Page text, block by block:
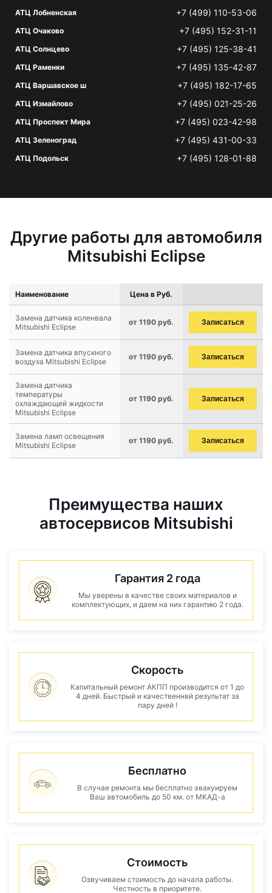
АТЦ Лобненская +7 (499) 110-53-06
АТЦ Очаково +7 (495) 152-31-11
АТЦ Солнцево +7 (495) 125-38-41
АТЦ Раменки +7 (495) 135-42-87
АТЦ Варшавское ш +7 (495) 182-17-65
АТЦ Измайлово +7 (495) 021-25-26
АТЦ Проспект Мира +7 (495) 023-42-98
АТЦ Зеленоград +7 (495) 431-00-33
АТЦ Подольск +7 (495) 128-01-88
Другие работы для автомобиля
Mitsubishi Eclipse
Наименование Цена в Руб.
Замена датчика коленвала
Mitsubishi Eclipse
от 1190 руб. Записаться
Замена датчика впускного
воздуха Mitsubishi Eclipse
от 1190 руб. Записаться
Замена датчика
температуры
охлаждающей жидкости
Mitsubishi Eclipse
от 1190 руб. Записаться
Замена ламп освещения
Mitsubishi Eclipse
от 1190 руб. Записаться
Преимущества наших
автосервисов Mitsubishi
Гарантия 2 года
Мы уверены в качестве своих материалов и
комплектующих, и даем на них гарантию 2 года.
Скорость
Капитальный ремонт АКПП производится от 1 до
4 дней. Быстрый и качественнвй результат за
пару дней !
Бесплатно
В случае ремонта мы бесплатно эвакуируем
Ваш автомобиль до 50 км. от МКАД-а
Стоимость
Озвучиваем стоимость до начала работы.
Честность в приоритете.